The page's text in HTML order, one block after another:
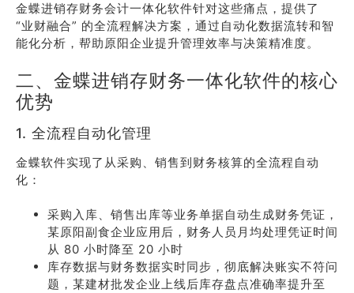
金蝶进销存财务会计一体化软件针对这些痛点，提供了
“业财融合” 的全流程解决方案，通过自动化数据流转和智
能化分析，帮助原阳企业提升管理效率与决策精准度。
二、金蝶进销存财务一体化软件的核心
优势
1. 全流程自动化管理
金蝶软件实现了从采购、销售到财务核算的全流程自动
化：
采购入库、销售出库等业务单据自动生成财务凭证，
某原阳副食企业应用后，财务人员月均处理凭证时间
从 80 小时降至 20 小时
库存数据与财务数据实时同步，彻底解决账实不符问
题，某建材批发企业上线后库存盘点准确率提升至